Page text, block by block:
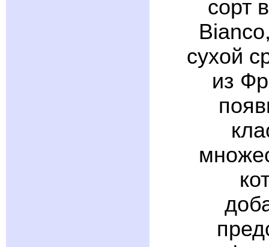
сорт
сухой
из